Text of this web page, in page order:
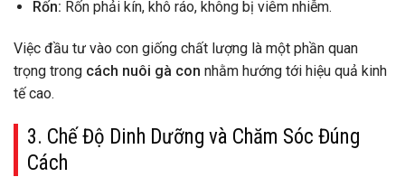
Rốn: Rốn phải kín, khô ráo, không bị viêm nhiễm.
Việc đầu tư vào con giống chất lượng là một phần quan
trọng trong cách nuôi gà con nhằm hướng tới hiệu quả kinh
tế cao.
3. Chế Độ Dinh Dưỡng và Chăm Sóc Đúng
Cách